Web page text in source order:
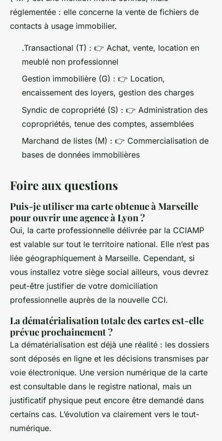
réglementée : elle concerne la vente de fichiers de
contacts à usage immobilier.
.Transactional (T) : 👉 Achat, vente, location en
meublé non professionnel
Gestion immobilière (G) : 👉 Location,
encaissement des loyers, gestion des charges
Syndic de copropriété (S) : 👉 Administration des
copropriétés, tenue des comptes, assemblées
Marchand de listes (M) : 👉 Commercialisation de
bases de données immobilières
Foire aux questions
Puis-je utiliser ma carte obtenue à Marseille
pour ouvrir une agence à Lyon ?
Oui, la carte professionnelle délivrée par la CCIAMP
est valable sur tout le territoire national. Elle n’est pas
liée géographiquement à Marseille. Cependant, si
vous installez votre siège social ailleurs, vous devrez
peut-être justifier de votre domiciliation
professionnelle auprès de la nouvelle CCI.
La dématérialisation totale des cartes est-elle
prévue prochainement ?
La dématérialisation est déjà une réalité : les dossiers
sont déposés en ligne et les décisions transmises par
voie électronique. Une version numérique de la carte
est consultable dans le registre national, mais un
justificatif physique peut encore être demandé dans
certains cas. L’évolution va clairement vers le tout-
numérique.